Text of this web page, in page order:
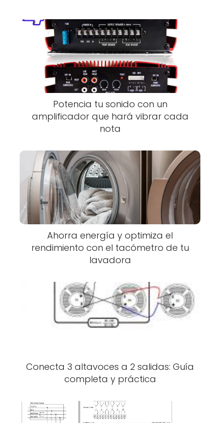
Potencia tu sonido con un
amplificador que hará vibrar cada
nota
Ahorra energía y optimiza el
rendimiento con el tacómetro de tu
lavadora
Conecta 3 altavoces a 2 salidas: Guía
completa y práctica